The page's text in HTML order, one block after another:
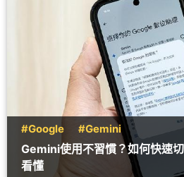
#Google #Gemini
Gemini使用不習慣？如何快速
看懂